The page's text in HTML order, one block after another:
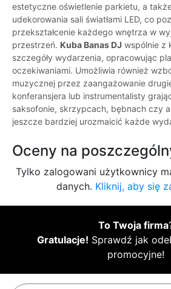
estetyczne oświetlenie parkietu, a
udekorowania sali światłami LED, co
przekształcenie każdego wnętrza w
przestrzeń. Kuba Banas DJ wspólnie z
szczegóły wydarzenia, opracowując
oczekiwaniami. Umożliwia również
muzycznej przez zaangażowanie
konferansjera lub instrumentalisty
saksofonie, skrzypcach, bębnach czy
jeszcze bardziej urozmaicić każde
Oceny na
Tylko zalogowani użytkownicy
danych. Kliknij, aby się
To Twoja firma
Gratulacje! Sprawdź jak
promocyjne!